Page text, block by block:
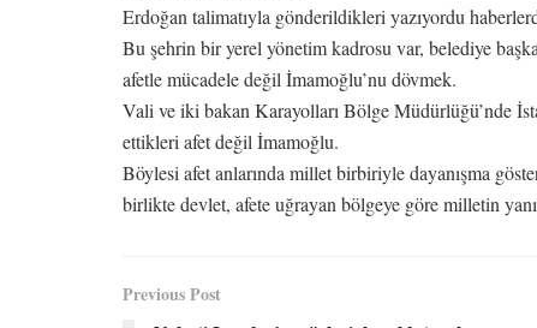
Erdoğan talimatıyla gönderildikleri yazıyordu
Bu şehrin bir yerel yönetim kadrosu var, belediye
afetle mücadele değil İmamoğlu’nu dövmek.
Vali ve iki bakan Karayolları Bölge Müdürlüğü’nde
ettikleri afet değil İmamoğlu.
Böylesi afet anlarında millet birbiriyle dayanışma
birlikte devlet, afete uğrayan bölgeye göre milletin
Previous Post